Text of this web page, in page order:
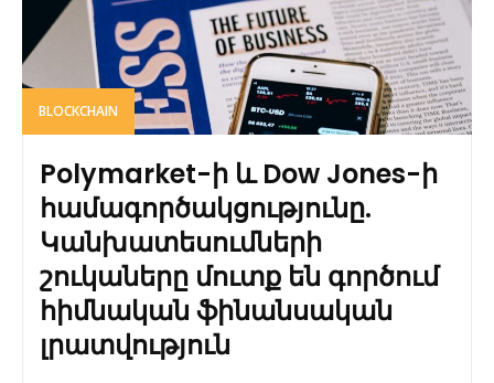
BLOCKCHAIN
Polymarket-ի և Dow Jones-ի
համագործակցությունը.
Կանխատեսումների
շուկաները մուտք են գործում
հիմնական ֆինանսական
լրատվություն